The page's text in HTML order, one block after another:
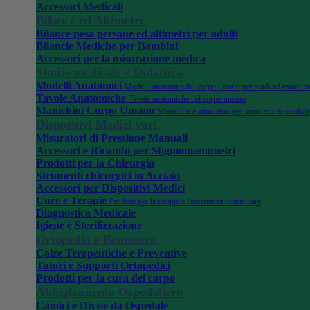
Accessori Medicali
Bilance ed Altimetri
Bilance pesa persone ed altimetri per adulti
Bilancie Mediche per Bambini
Accessori per la misurazione medica
Studio medicale e Didattica
Modelli Anatomici Modelli anatomici del corpo umano per studi ed esami
Tavole Anatomiche Tavole anatomiche del corpo umano
Manichini Corpo Umano Manichini e simulatori per simulazione medica
Dispositivi Medici vari
Misuratori di Pressione Manuali
Accessori e Ricambi per Sfigmomanometri
Prodotti per la Chirurgia
Strumenti chirurgici in Acciaio
Accessori per Dispositivi Medici
Cure e Terapie Prodotti per la terapia e l'assistenza domiciliare
Diagnostica Medicale
Igiene e Sterilizzazione
Ortopedia e Benessere
Calze Terapeutiche e Preventive
Tutori e Supporti Ortopedici
Prodotti per la cura del corpo
Abbigliamento Ospedaliero
Camici e Divise da Ospedale